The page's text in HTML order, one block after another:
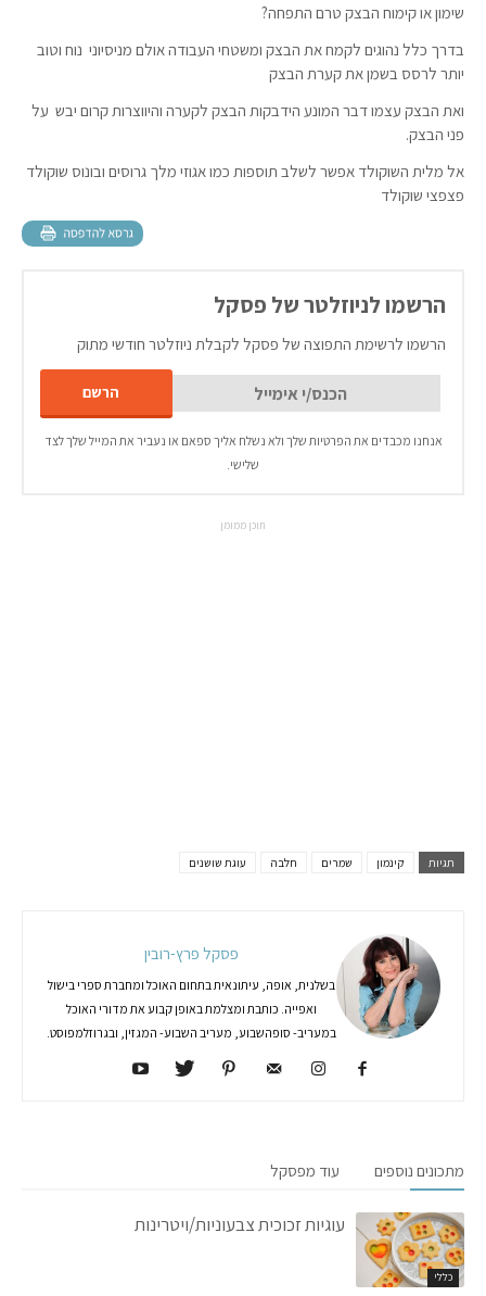
שימון או קימוח הבצק טרם התפחה?
בדרך כלל נהוגים לקמח את הבצק ומשטחי העבודה אולם מניסיוני נוח וטוב
יותר לרסס בשמן את קערת הבצק
ואת הבצק עצמו דבר המונע הידבקות הבצק לקערה והיווצרות קרום יבש על
פני הבצק.
אל מלית השוקולד אפשר לשלב תוספות כמו אגוזי מלך גרוסים ובונוס שוקולד
פצפצי שוקולד
הרשמו לניוזלטר של פסקל
הרשמו לרשימת התפוצה של פסקל לקבלת ניוזלטר חודשי מתוק
אנחנו מכבדים את הפרטיות שלך ולא נשלח אליך ספאם או נעביר את המייל שלך לצד
שלישי.
תוכן ממומן
תגיות קינמון שמרים חלבה עוגת שושנים
פסקל פרץ-רובין
בשלנית, אופה, עיתונאית בתחום האוכל ומחברת ספרי בישול
ואפייה. כותבת ומצלמת באופן קבוע את מדורי האוכל
במעריב- סופהשבוע, מעריב השבוע- המגזין, ובגרוזלמפוסט.
מתכונים נוספים עוד מפסקל
כללי
עוגיות זכוכית צבעוניות/ויטרינות